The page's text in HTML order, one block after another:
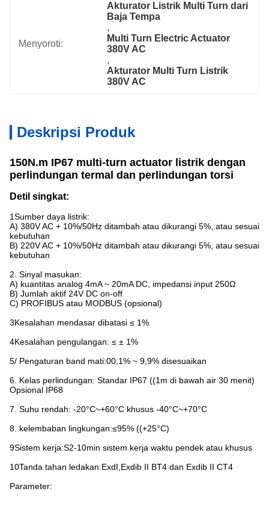
Menyoroti:
Akturator Listrik Multi Turn dari
Baja Tempa
,
Multi Turn Electric Actuator
380V AC
,
Akturator Multi Turn Listrik
380V AC
Deskripsi Produk
150N.m IP67 multi-turn actuator listrik dengan
perlindungan termal dan perlindungan torsi
Detil singkat:
1Sumber daya listrik:
A) 380V AC + 10%/50Hz ditambah atau dikurangi 5%, atau sesuai
kebutuhan
B) 220V AC + 10%/50Hz ditambah atau dikurangi 5%, atau sesuai
kebutuhan
2. Sinyal masukan:
A) kuantitas analog 4mA ~ 20mA DC, impedansi input 250Ω
B) Jumlah aktif 24V DC on-off
C) PROFIBUS atau MODBUS (opsional)
3Kesalahan mendasar dibatasi ≤ 1%
4Kesalahan pengulangan: ≤ ± 1%
5/ Pengaturan band mati:00,1% ~ 9,9% disesuaikan
6. Kelas perlindungan: Standar IP67 ((1m di bawah air 30 menit)
Opsional IP68
7. Suhu rendah: -20°C~+60°C khusus -40°C~+70°C
8. kelembaban lingkungan:≤95% ((+25°C)
9Sistem kerja:S2-10min sistem kerja waktu pendek atau khusus
10Tanda tahan ledakan:ExdI,Exdib II BT4 dan Exdib II CT4
Parameter: